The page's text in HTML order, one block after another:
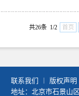
共26条 1/2 首页
联系我们 版权声明
地址：北京市石景山